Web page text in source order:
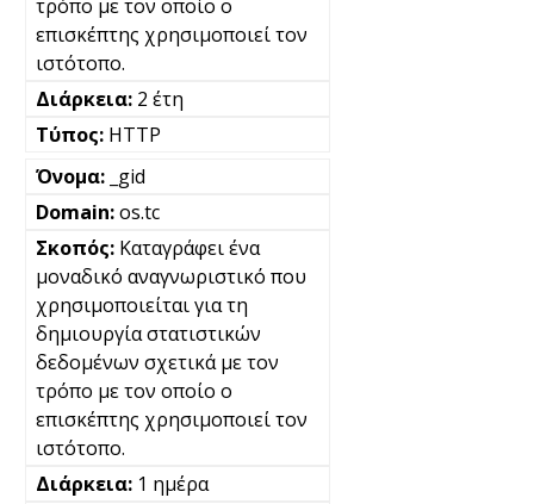
τρόπο με τον οποίο ο
επισκέπτης χρησιμοποιεί τον
ιστότοπο.
2 έτη
HTTP
_gid
os.tc
Καταγράφει ένα
μοναδικό αναγνωριστικό που
χρησιμοποιείται για τη
δημιουργία στατιστικών
δεδομένων σχετικά με τον
τρόπο με τον οποίο ο
επισκέπτης χρησιμοποιεί τον
ιστότοπο.
1 ημέρα